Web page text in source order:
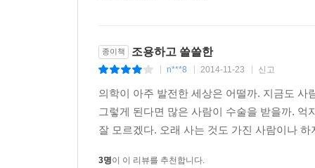
종이책 조용하고 쓸쓸한
n***8 2014-11-23 신고
의학이 아주 발전한 세상은 어떨까. 지금도
그렇게 된다면 많은 사람이 수술을 받을까.
잘 모르겠다. 오래 사는 것도 가진 사람이나
3명이 이 리뷰를 추천합니다.